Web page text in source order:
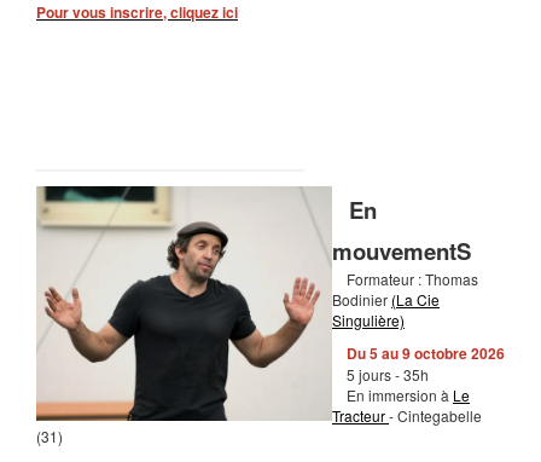
Pour vous inscrire, cliquez ici
En
mouvementS
Formateur : Thomas
Bodinier (La Cie
Singulière)
Du 5 au 9 octobre 2026
5 jours - 35h
En immersion à Le
Tracteur- Cintegabelle
(31)